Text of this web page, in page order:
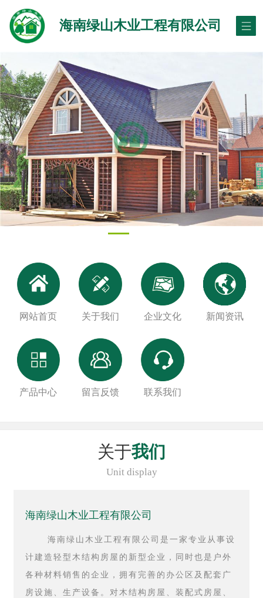
海南绿山木业工程有限公司
网站首页 关于我们 企业文化 新闻资讯
产品中心 留言反馈 联系我们
关于我们
Unit display
海南绿山木业工程有限公司
海南绿山木业工程有限公司是一家专业从事设
计建造轻型木结构房屋的新型企业，同时也是户外
各种材料销售的企业，拥有完善的办公区及配套广
房设施、生产设备。对木结构房屋、装配式房屋、